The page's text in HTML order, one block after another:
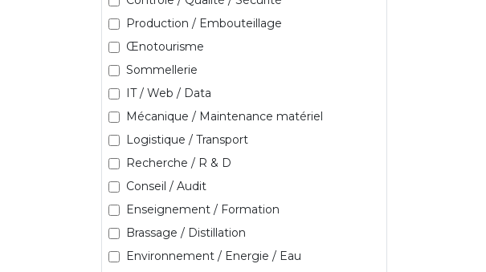
Production / Embouteillage
Œnotourisme
Sommellerie
IT / Web / Data
Mécanique / Maintenance matériel
Logistique / Transport
Recherche / R & D
Conseil / Audit
Enseignement / Formation
Brassage / Distillation
Environnement / Energie / Eau